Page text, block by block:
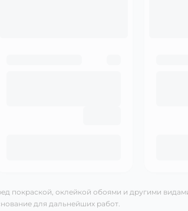
покраской, оклейкой обоями и другими
для дальнейших работ.